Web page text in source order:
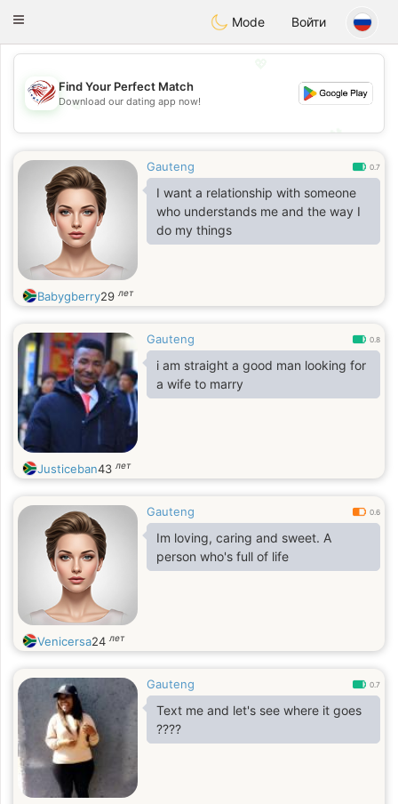
Dating
Toggle
Mode Войти
💖
💕
Find Your Perfect Match
Download our dating app now!
Gauteng 0.7
I want a relationship with someone
who understands me and the way I
do my things
Babygberry29 лет
Gauteng 0.8
i am straight a good man looking for
a wife to marry
Justiceban43 лет
Gauteng 0.6
Im loving, caring and sweet. A
person who's full of life
Venicersa24 лет
Gauteng 0.7
Text me and let's see where it goes
????